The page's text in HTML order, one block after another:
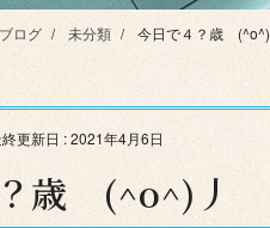
ログ 未分類 今日で４？歳 (^o^)
更新日 :2021年4月6日
歳 (^o^)丿